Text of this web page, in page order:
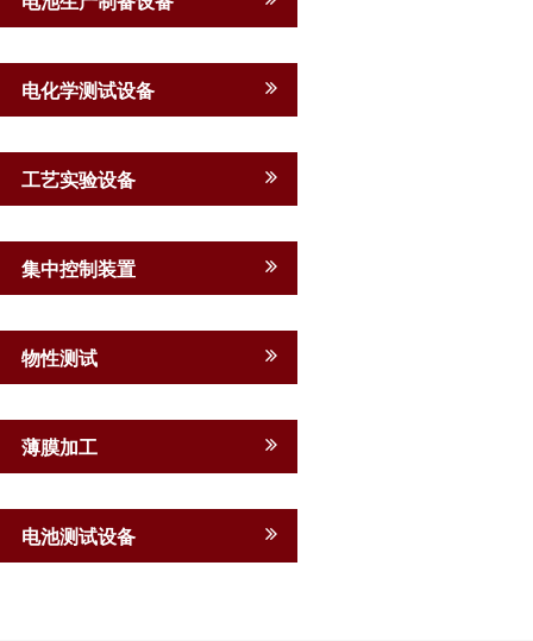
电化学测试设备
工艺实验设备
集中控制装置
物性测试
薄膜加工
电池测试设备